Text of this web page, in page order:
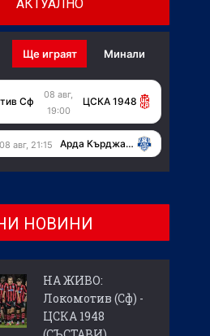
АКТУАЛНО
Ще играят Минали
Сф
08 авг,
19:00
ЦСКА 1948
08 авг, 21:15 Арда Кърджали
НОВИНИ
НА ЖИВО:
Локомотив (Сф) -
ЦСКА 1948